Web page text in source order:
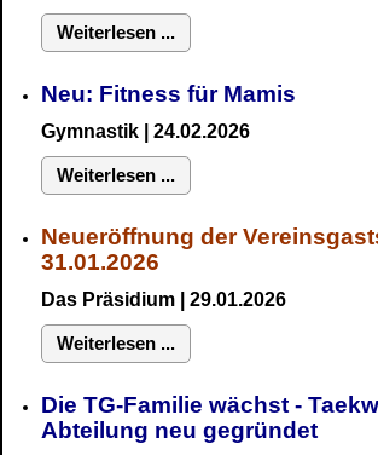
Weiterlesen ...
Neu: Fitness für Mamis
Gymnastik | 24.02.2026
Weiterlesen ...
Neueröffnung der
31.01.2026
Das Präsidium | 29.01.2026
Weiterlesen ...
Die TG-Familie wächst -
Abteilung neu gegründet